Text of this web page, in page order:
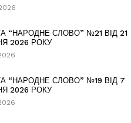
“НАРОДНЕ СЛОВО” №21 ВІД 21
2026 РОКУ
“НАРОДНЕ СЛОВО” №19 ВІД 7
2026 РОКУ